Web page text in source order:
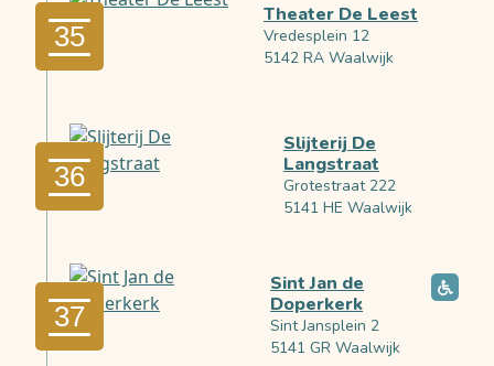
35
Theater De Leest
Vredesplein 12
5142 RA Waalwijk
36
Slijterij De
Langstraat
Grotestraat 222
5141 HE Waalwijk
37
Sint Jan de
Doperkerk
Sint Jansplein 2
5141 GR Waalwijk